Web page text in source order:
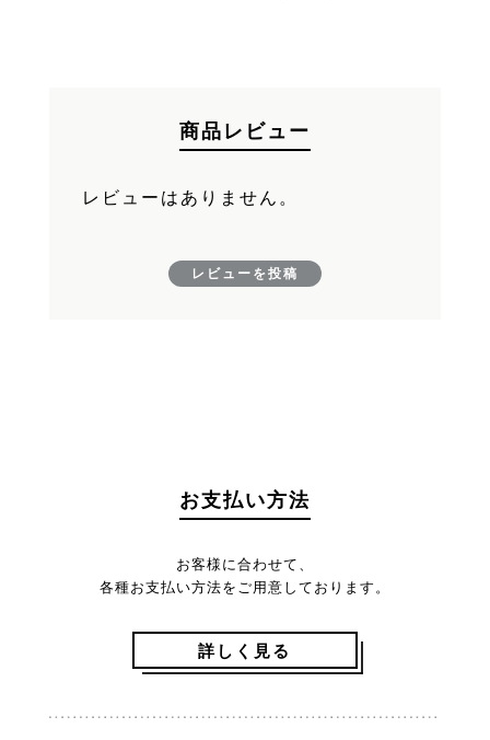
商品レビュー
レビューはありません。
レビューを投稿
お支払い方法
お客様に合わせて、
各種お支払い方法をご用意しております。
詳しく見る